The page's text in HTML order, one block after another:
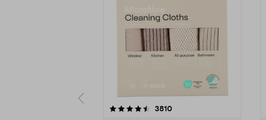
3810arvostelut
4.5viidestä